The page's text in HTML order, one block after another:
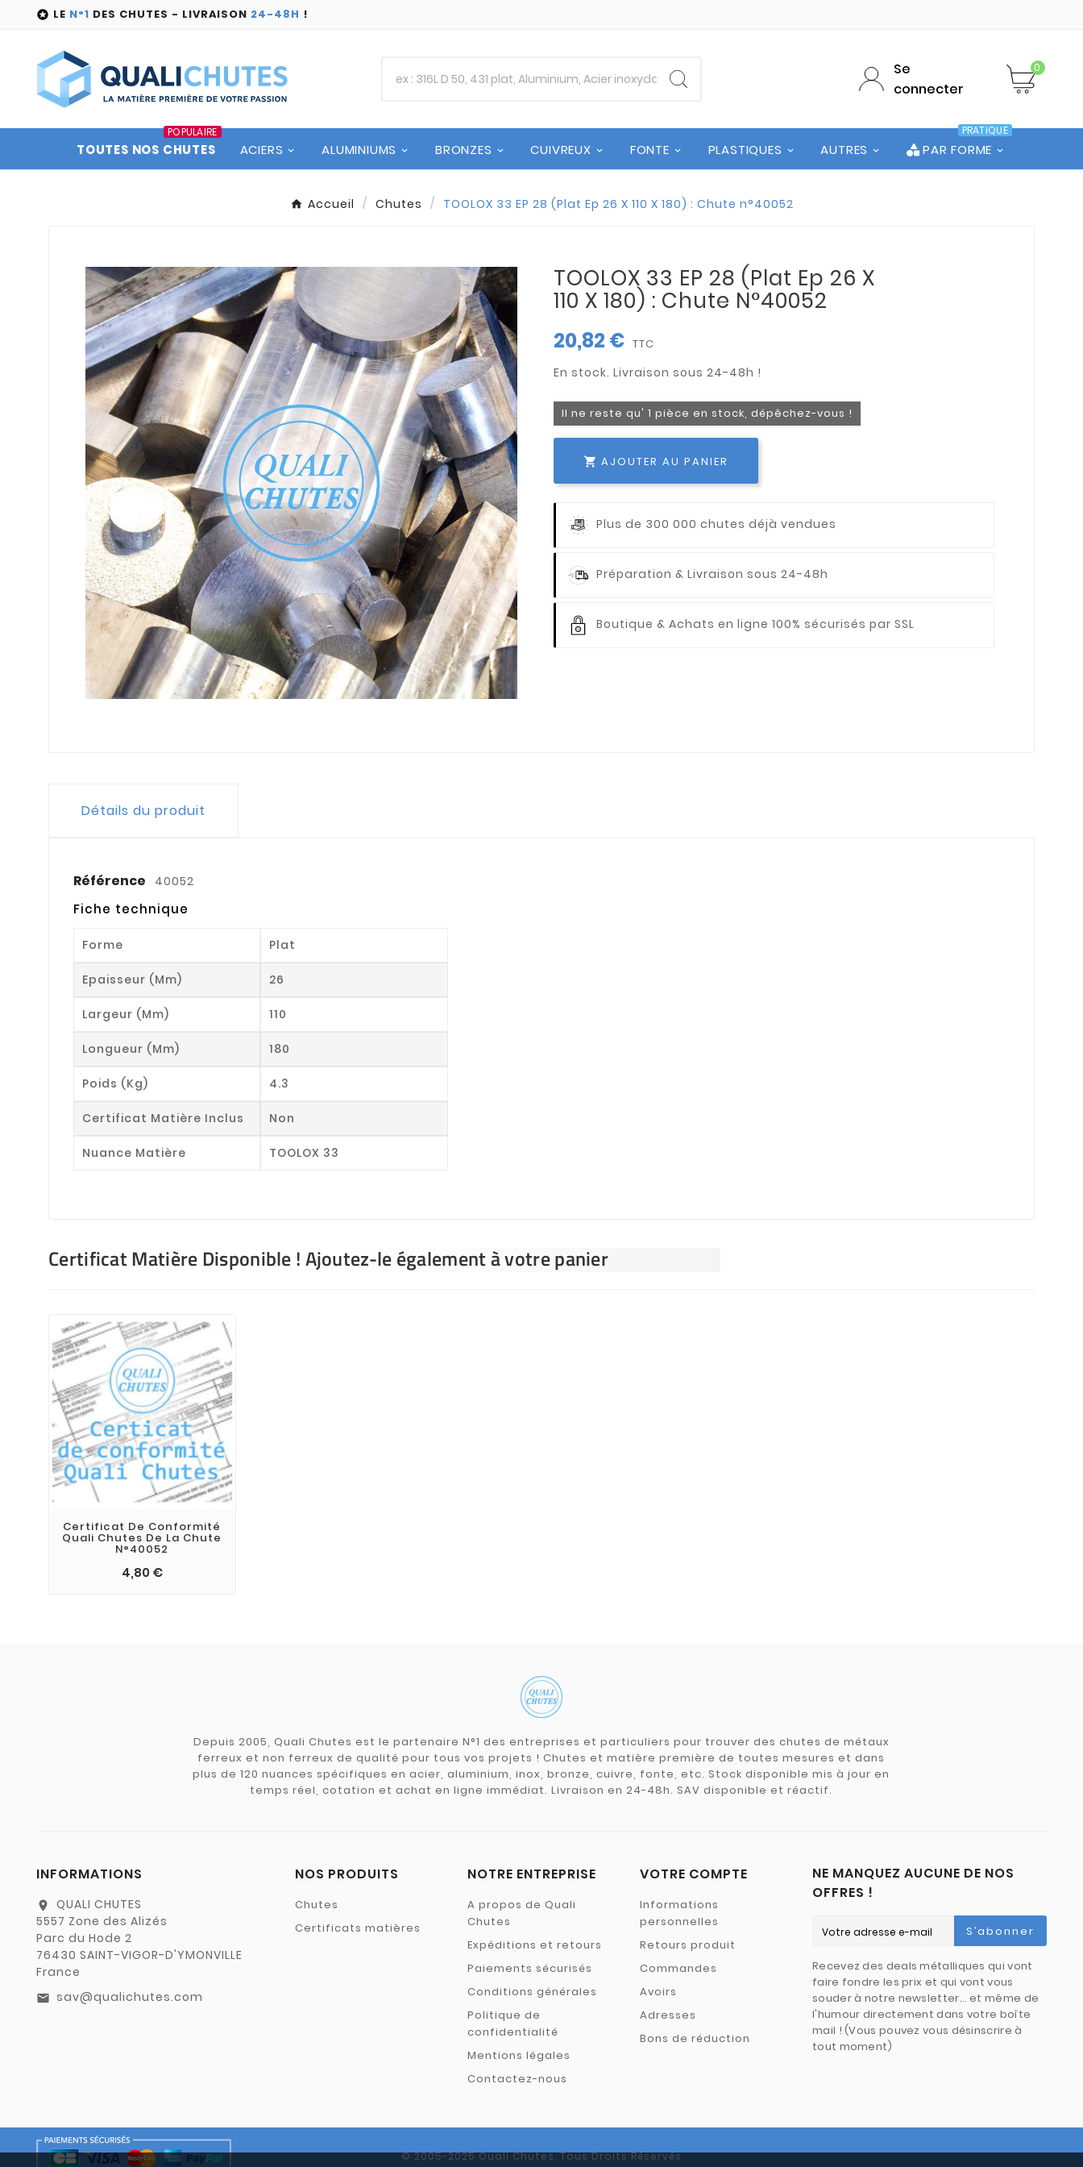
 LE N°1 DES CHUTES - LIVRAISON 24-48H !
Se
connecter
0
TOUTES NOS CHUTES
POPULAIRE
ACIERS ALUMINIUMS BRONZES CUIVREUX FONTE PLASTIQUES AUTRES PAR FORME
PRATIQUE
Accueil Chutes TOOLOX 33 EP 28 (Plat Ep 26 X 110 X 180) : Chute n°40052
TOOLOX 33 EP 28 (Plat Ep 26 X
110 X 180) : Chute N°40052
20,82 € TTC
Il ne reste qu' 1 pièce en stock, dépêchez-vous !
 AJOUTER AU PANIER
Plus de 300 000 chutes déjà vendues
Préparation & Livraison sous 24-48h
Boutique & Achats en ligne 100% sécurisés par SSL
Détails du produit
Référence 40052
Fiche technique
Forme Plat
Epaisseur (mm) 26
Largeur (mm) 110
Longueur (mm) 180
Poids (kg) 4.3
Certificat Matière Inclus Non
Nuance Matière TOOLOX 33
Certificat Matière Disponible ! Ajoutez-le également à votre panier
Certificat De Conformité
Quali Chutes De La Chute
N°40052
4,80 €
Depuis 2005, Quali Chutes est le partenaire N°1 des entreprises et particuliers pour trouver des chutes de métaux
ferreux et non ferreux de qualité pour tous vos projets ! Chutes et matière première de toutes mesures et dans
plus de 120 nuances spécifiques en acier, aluminium, inox, bronze, cuivre, fonte, etc. Stock disponible mis à jour en
temps réel, cotation et achat en ligne immédiat. Livraison en 24-48h. SAV disponible et réactif.
INFORMATIONS
location_on
QUALI CHUTES
5557 Zone des Alizés
Parc du Hode 2
76430 SAINT-VIGOR-D'YMONVILLE
France
email sav@qualichutes.com
NOS PRODUITS
Chutes
Certificats matières
NOTRE ENTREPRISE
A propos de Quali
Chutes
Expéditions et retours
Paiements sécurisés
Conditions générales
Politique de
confidentialité
Mentions légales
Contactez-nous
VOTRE COMPTE
Informations
personnelles
Retours produit
Commandes
Avoirs
Adresses
Bons de réduction
NE MANQUEZ AUCUNE DE NOS
OFFRES !
S’abonner
Recevez des deals métalliques qui vont
faire fondre les prix et qui vont vous
souder à notre newsletter… et même de
l'humour directement dans votre boîte
mail ! (Vous pouvez vous désinscrire à
tout moment)
© 2005-2025 Quali Chutes. Tous Droits Réservés